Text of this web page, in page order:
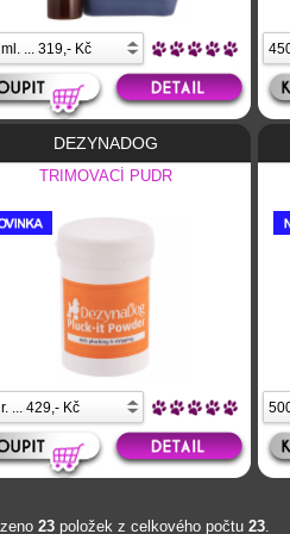
DEZYNADOG
TRIMOVACÍ PUDR
23 položek z celkového počtu 23.